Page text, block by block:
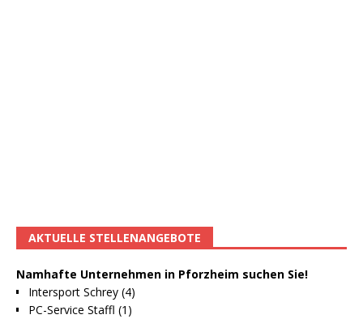
AKTUELLE STELLENANGEBOTE
Namhafte Unternehmen in Pforzheim suchen Sie!
Intersport Schrey (4)
PC-Service Staffl (1)